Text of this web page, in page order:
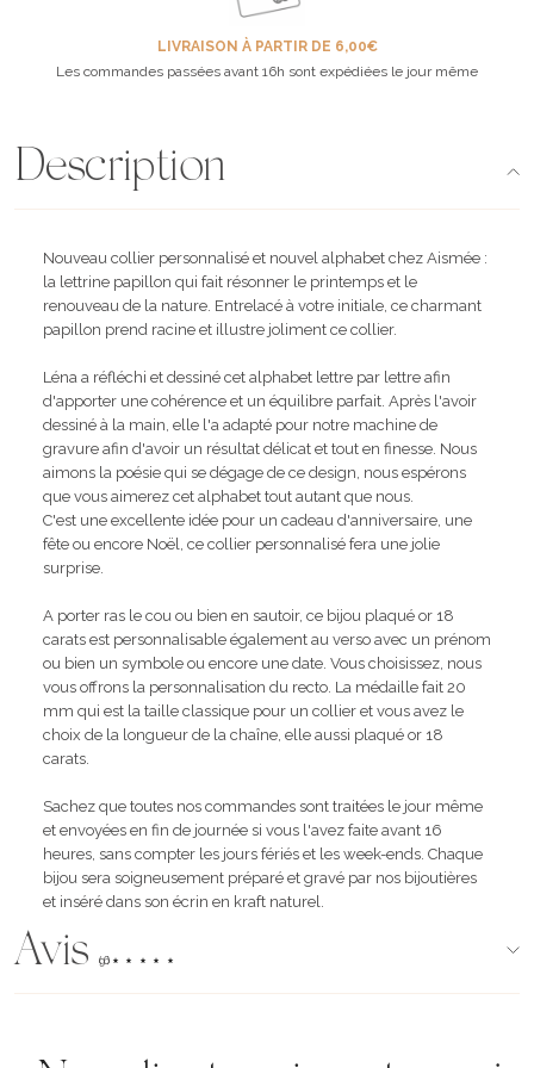
LIVRAISON À PARTIR DE 6,00€
Les commandes passées avant 16h sont expédiées le jour même
Description
Nouveau collier personnalisé et nouvel alphabet chez Aismée :
la lettrine papillon qui fait résonner le printemps et le
renouveau de la nature. Entrelacé à votre initiale, ce charmant
papillon prend racine et illustre joliment ce collier.
Léna a réfléchi et dessiné cet alphabet lettre par lettre afin
d'apporter une cohérence et un équilibre parfait. Après l'avoir
dessiné à la main, elle l'a adapté pour notre machine de
gravure afin d'avoir un résultat délicat et tout en finesse. Nous
aimons la poésie qui se dégage de ce design, nous espérons
que vous aimerez cet alphabet tout autant que nous.
C'est une excellente idée pour un cadeau d'anniversaire, une
fête ou encore Noël, ce collier personnalisé fera une jolie
surprise.
A porter ras le cou ou bien en sautoir, ce bijou plaqué or 18
carats est personnalisable également au verso avec un prénom
ou bien un symbole ou encore une date. Vous choisissez, nous
vous offrons la personnalisation du recto. La médaille fait 20
mm qui est la taille classique pour un collier et vous avez le
choix de la longueur de la chaîne, elle aussi plaqué or 18
carats.
Sachez que toutes nos commandes sont traitées le jour même
et envoyées en fin de journée si vous l'avez faite avant 16
heures, sans compter les jours fériés et les week-ends. Chaque
bijou sera soigneusement préparé et gravé par nos bijoutières
et inséré dans son écrin en kraft naturel.
Avis (96)